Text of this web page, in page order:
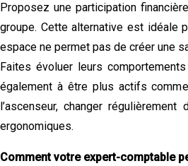
Proposez une participation
groupe. Cette alternative est idéale
espace ne permet pas de créer une
Faites évoluer leurs
également à être plus actifs
l’ascenseur, changer
ergonomiques.
Comment votre expert-comptable